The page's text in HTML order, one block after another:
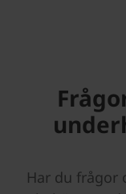
Har du frågor